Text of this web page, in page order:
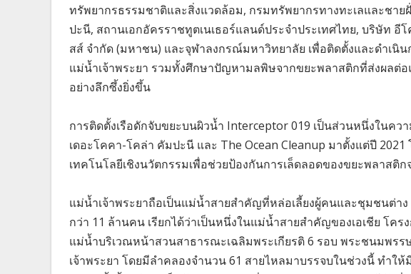
ทรัพยากรธรรมชาติและสิ่งแวดล้อม, กรมทรัพยากรทางทะเลและชาย
ปะนี, สถานเอกอัครราชทูตเนเธอร์แลนด์ประจำประเทศไทย, บริษัท อี
สส์ จำกัด (มหาชน) และจุฬาลงกรณ์มหาวิทยาลัย เพื่อติดตั้งและดำเนิ
แม่น้ำเจ้าพระยา รวมทั้งศึกษาปัญหามลพิษจากขยะพลาสติกที่ส่งผลต่อ
อย่างลึกซึ้งยิ่งขึ้น
การติดตั้งเรือดักจับขยะบนผิวน้ำ Interceptor 019 เป็นส่วนหนึ่งในคว
เดอะโคคา-โคล่า คัมปะนี และ The Ocean Cleanup มาตั้งแต่ปี
เทคโนโลยีเชิงนวัตกรรมเพื่อช่วยป้องกันการเล็ดลอดของขยะพลาสติ
แม่น้ำเจ้าพระยาถือเป็นแม่น้ำสายสำคัญที่หล่อเลี้ยงผู้คนและชุมชนต่า
กว่า 11 ล้านคน เรียกได้ว่าเป็นหนึ่งในแม่น้ำสายสำคัญของเอเชีย โค
แม่น้ำบริเวณหน้าสวนสาธารณะเฉลิมพระเกียรติ 6 รอบ พระชนมพรร
เจ้าพระยา โดยมีลำคลองจำนวน 61 สายไหลมาบรรจบในช่วงนี้ ทำ